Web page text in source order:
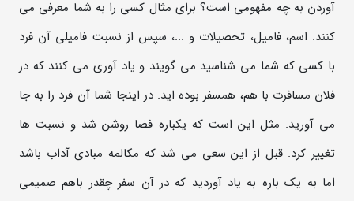
آوردن به چه مفهومی است؟ برای مثال کسی را به شما معرفی می
کنند. اسم، فامیل، تحصیلات و ...، سپس از نسبت فامیلی آن فرد
با کسی که شما می شناسید می گویند و یاد آوری می کنند که در
فلان مسافرت با هم، همسفر بوده اید. در اینجا شما آن فرد را به جا
می آورید. مثل این است که یکباره فضا روشن شد و نسبت ها
تغییر کرد. قبل از این سعی می شد که مکالمه مبادی آداب باشد
اما به یک باره به یاد آوردید که در آن سفر چقدر باهم صمیمی